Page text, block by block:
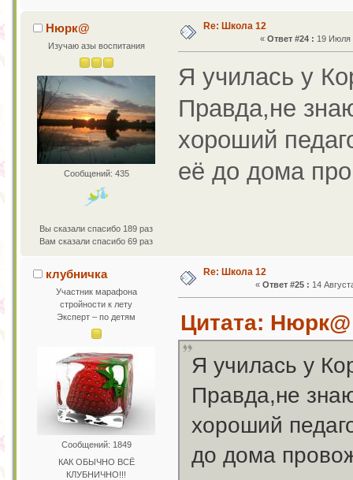
Нюрк@
Изучаю азы воспитания
Сообщений: 435
Вы сказали спасибо 189 раз
Вам сказали спасибо 69 раз
Re: Школа 12
« Ответ #24 : 19 Июля
Я училась у
Правда,не
хороший
её до дома
клубничка
Участник марафона
стройности к лету
Эксперт – по детям
Сообщений: 1849
КАК ОБЫЧНО ВСЁ
КЛУБНИЧНО!!!
Re: Школа 12
« Ответ #25 : 14
Цитата:
Я училась у
Правда,не
хороший
до дома